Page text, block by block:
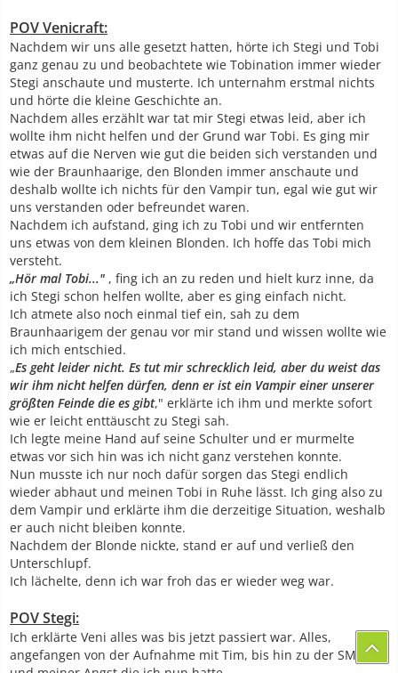
POV Venicraft:
Nachdem wir uns alle gesetzt hatten, hörte ich Stegi und Tobi
ganz genau zu und beobachtete wie Tobination immer wieder
Stegi anschaute und musterte. Ich unternahm erstmal nichts
und hörte die kleine Geschichte an.
Nachdem alles erzählt war tat mir Stegi etwas leid, aber ich
wollte ihm nicht helfen und der Grund war Tobi. Es ging mir
etwas auf die Nerven wie gut die beiden sich verstanden und
wie der Braunhaarige, den Blonden immer anschaute und
deshalb wollte ich nichts für den Vampir tun, egal wie gut wir
uns verstanden oder befreundet waren.
Nachdem ich aufstand, ging ich zu Tobi und wir entfernten
uns etwas von dem kleinen Blonden. Ich hoffe das Tobi mich
versteht.
„Hör mal Tobi..." , fing ich an zu reden und hielt kurz inne, da
ich Stegi schon helfen wollte, aber es ging einfach nicht.
Ich atmete also noch einmal tief ein, sah zu dem
Braunhaarigem der genau vor mir stand und wissen wollte wie
ich mich entschied.
„Es geht leider nicht. Es tut mir schrecklich leid, aber du weist das
wir ihm nicht helfen dürfen, denn er ist ein Vampir einer unserer
größten Feinde die es gibt," erklärte ich ihm und merkte sofort
wie er leicht enttäuscht zu Stegi sah.
Ich legte meine Hand auf seine Schulter und er murmelte
etwas vor sich hin was ich nicht ganz verstehen konnte.
Nun musste ich nur noch dafür sorgen das Stegi endlich
wieder abhaut und meinen Tobi in Ruhe lässt. Ich ging also zu
dem Vampir und erklärte ihm die derzeitige Situation, weshalb
er auch nicht bleiben konnte.
Nachdem der Blonde nickte, stand er auf und verließ den
Unterschlupf.
Ich lächelte, denn ich war froh das er wieder weg war.
POV Stegi:
Ich erklärte Veni alles was bis jetzt passiert war. Alles,
angefangen von der Aufnahme mit Tim, bis hin zu der SMS